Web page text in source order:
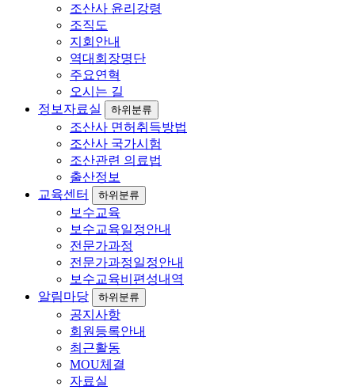
조산사 윤리강령
조직도
지회안내
역대회장명단
주요연혁
오시는 길
정보자료실
하위분류
조산사 면허취득방법
조산사 국가시험
조산관련 의료법
출산정보
교육센터
하위분류
보수교육
보수교육일정안내
전문가과정
전문가과정일정안내
보수교육비편성내역
알림마당
하위분류
공지사항
회원등록안내
최근활동
MOU체결
자료실